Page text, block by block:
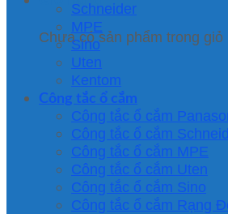
Chưa có sản phẩm trong giỏ
Schneider
MPE
Sino
Uten
Kentom
Công tắc ổ cắm
Công tắc ổ cắm
Công tắc ổ cắm
Công tắc ổ cắm MPE
Công tắc ổ cắm Uten
Công tắc ổ cắm Sino
Công tắc ổ cắm Rạng